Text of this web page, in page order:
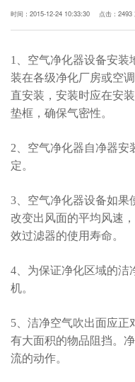
时间：2015-12-24 10:33:30 点击：2493
1、空气净化器设备安装
装在各级净化厂房或空
直安装，安装时应在安
垫框，确保气密性。
2、空气净化器自净器安
定。
3、空气净化器设备如果
改变出风面的平均风速
效过滤器的使用寿命。
4、为保证净化区域的洁
机。
5、洁净空气吹出面应正
有大面积的物品阻挡。
流的动作。